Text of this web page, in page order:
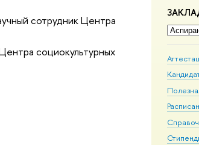
сотрудник Центра
социокультурных